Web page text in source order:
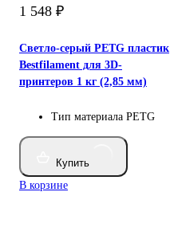
1 548 ₽
Светло-серый PETG пластик
Bestfilament для 3D-
принтеров 1 кг (2,85 мм)
Тип материала PETG
Купить
В корзине